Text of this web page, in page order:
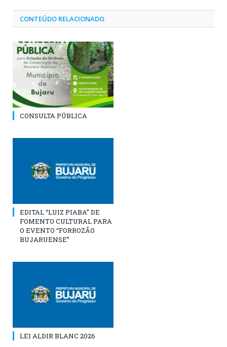
CONTEÚDO RELACIONADO
CONSULTA PÚBLICA
EDITAL “LUIZ PIABA” DE
FOMENTO CULTURAL PARA
O EVENTO “FORROZÃO
BUJARUENSE”
LEI ALDIR BLANC 2026